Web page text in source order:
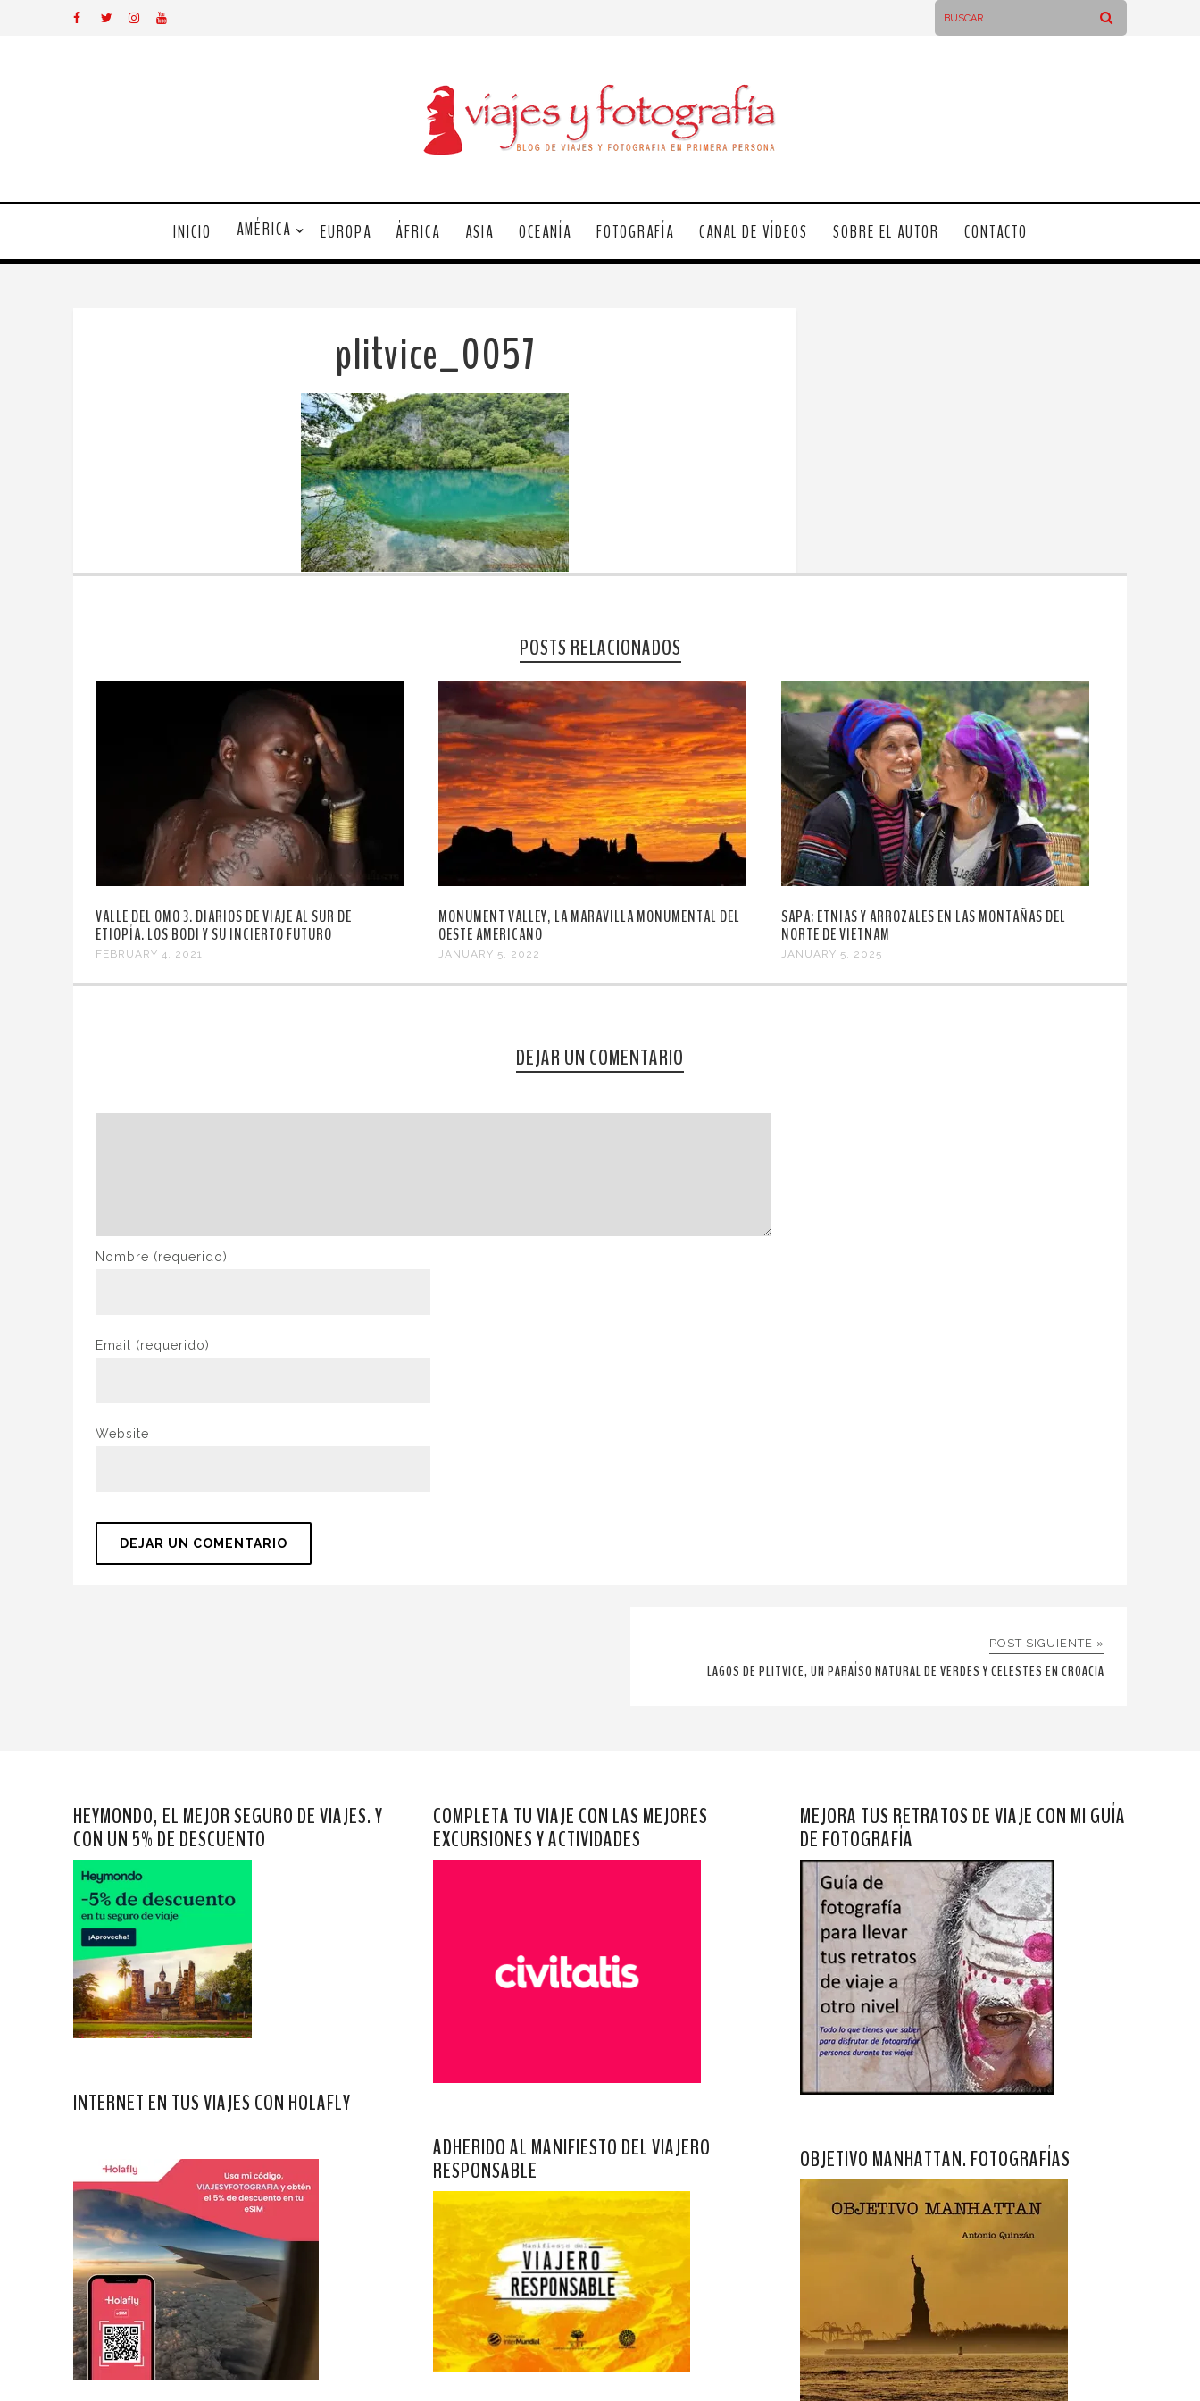
INICIO AMÉRICA EUROPA ÁFRICA ASIA OCEANÍA FOTOGRAFÍA CANAL DE VÍDEOS SOBRE EL AUTOR CONTACTO
plitvice_0057
POSTS RELACIONADOS
VALLE DEL OMO 3. DIARIOS DE VIAJE AL SUR DE
ETIOPÍA. LOS BODI Y SU INCIERTO FUTURO
FEBRUARY 4, 2021
MONUMENT VALLEY, LA MARAVILLA MONUMENTAL DEL
OESTE AMERICANO
JANUARY 5, 2022
SAPA: ETNIAS Y ARROZALES EN LAS MONTAÑAS DEL
NORTE DE VIETNAM
JANUARY 5, 2025
DEJAR UN COMENTARIO
Nombre (requerido)
Email (requerido)
Website
POST SIGUIENTE »
LAGOS DE PLITVICE, UN PARAÍSO NATURAL DE VERDES Y CELESTES EN CROACIA
HEYMONDO, EL MEJOR SEGURO DE VIAJES. Y
CON UN 5% DE DESCUENTO
INTERNET EN TUS VIAJES CON HOLAFLY
COMPLETA TU VIAJE CON LAS MEJORES
EXCURSIONES Y ACTIVIDADES
ADHERIDO AL MANIFIESTO DEL VIAJERO
RESPONSABLE
MEJORA TUS RETRATOS DE VIAJE CON MI GUÍA
DE FOTOGRAFÍA
OBJETIVO MANHATTAN. FOTOGRAFÍAS